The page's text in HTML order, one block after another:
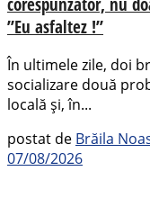
”Eu asfaltez !”
În ultimele zile, doi
socializare două
locală și, în...
postat de Brăila
07/08/2026